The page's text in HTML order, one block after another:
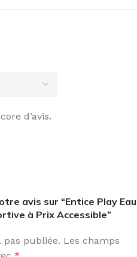
d’avis.
avis sur “Entice Play Eau
à Prix Accessible”
pas publiée. Les champs